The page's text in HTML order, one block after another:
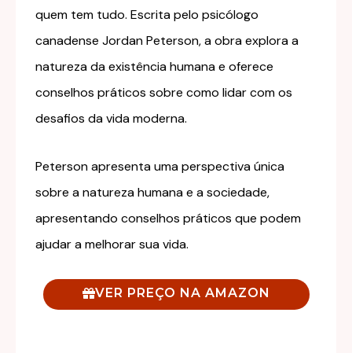
quem tem tudo. Escrita pelo psicólogo
canadense Jordan Peterson, a obra explora a
natureza da existência humana e oferece
conselhos práticos sobre como lidar com os
desafios da vida moderna.
Peterson apresenta uma perspectiva única
sobre a natureza humana e a sociedade,
apresentando conselhos práticos que podem
ajudar a melhorar sua vida.
VER PREÇO NA AMAZON